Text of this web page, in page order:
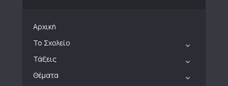
Αρχική
Το Σχολείο
Τάξεις
Θέματα